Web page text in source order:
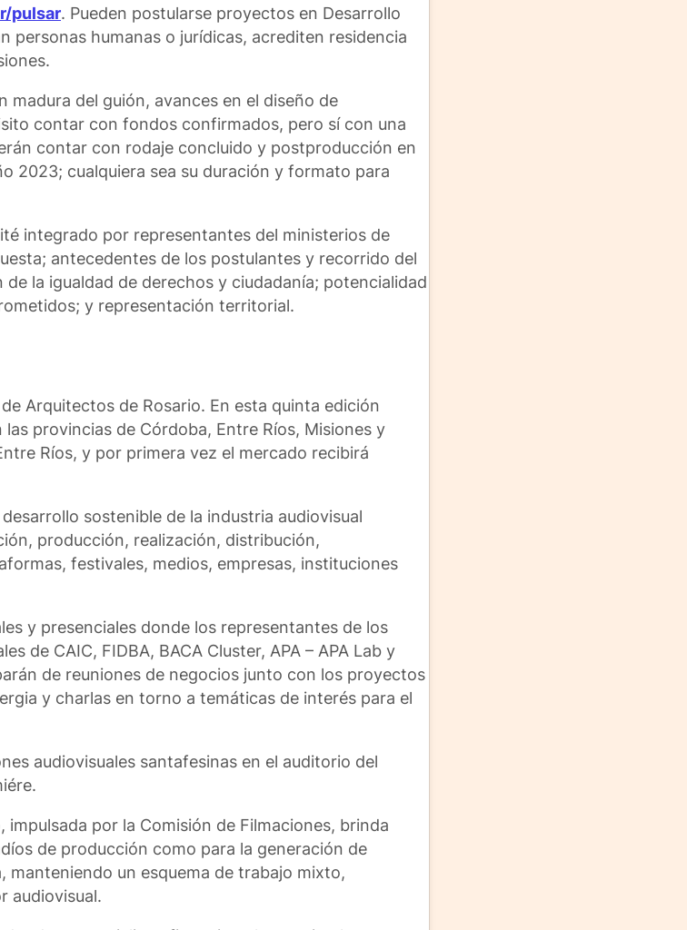
pulsar. Pueden postularse proyectos en Desarrollo
personas humanas o jurídicas, acrediten residencia
del guión, avances en el diseño de
contar con fondos confirmados, pero sí con una
contar con rodaje concluido y postproducción en
2023; cualquiera sea su duración y formato para
integrado por representantes del ministerios de
antecedentes de los postulantes y recorrido del
la igualdad de derechos y ciudadanía; potencialidad
y representación territorial.
Arquitectos de Rosario. En esta quinta edición
provincias de Córdoba, Entre Ríos, Misiones y
Ríos, y por primera vez el mercado recibirá
sostenible de la industria audiovisual
producción, realización, distribución,
festivales, medios, empresas, instituciones
y presenciales donde los representantes de los
de CAIC, FIDBA, BACA Cluster, APA – APA Lab y
de reuniones de negocios junto con los proyectos
y charlas en torno a temáticas de interés para el
audiovisuales santafesinas en el auditorio del
por la Comisión de Filmaciones, brinda
de producción como para la generación de
un esquema de trabajo mixto,
audiovisual.